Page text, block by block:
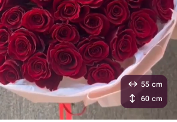
55 cm
60 cm